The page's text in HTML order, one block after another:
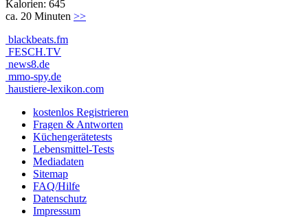
Kalorien: 645
ca. 20 Minuten >>
blackbeats.fm
FESCH.TV
news8.de
mmo-spy.de
haustiere-lexikon.com
kostenlos Registrieren
Fragen & Antworten
Küchengerätetests
Lebensmittel-Tests
Mediadaten
Sitemap
FAQ/Hilfe
Datenschutz
Impressum